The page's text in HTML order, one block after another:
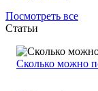
Посмотреть все
Статьи
Сколько можно